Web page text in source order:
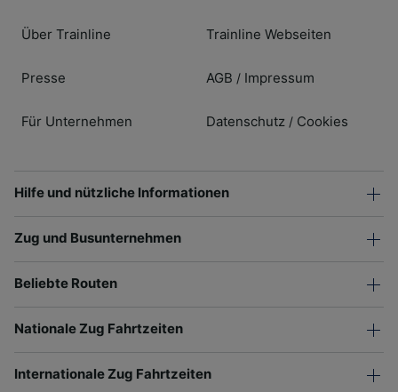
Über Trainline
Presse
Für Unternehmen
Trainline Webseiten
AGB / Impressum
Datenschutz / Cookies
Hilfe und nützliche Informationen
Zug und Busunternehmen
Beliebte Routen
Nationale Zug Fahrtzeiten
Internationale Zug Fahrtzeiten